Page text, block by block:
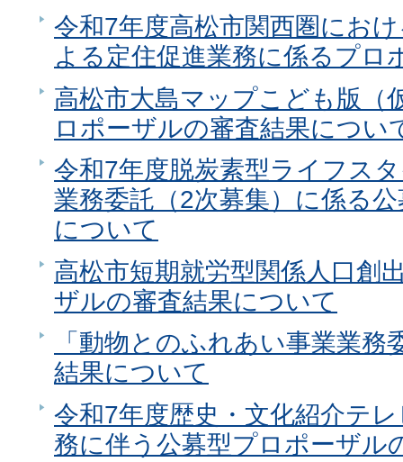
令和7年度高松市関西圏にお
よる定住促進業務に係るプロ
高松市大島マップこども版（
ロポーザルの審査結果につい
令和7年度脱炭素型ライフス
業務委託（2次募集）に係る
について
高松市短期就労型関係人口創
ザルの審査結果について
「動物とのふれあい事業業
結果について
令和7年度歴史・文化紹介テ
務に伴う公募型プロポーザル